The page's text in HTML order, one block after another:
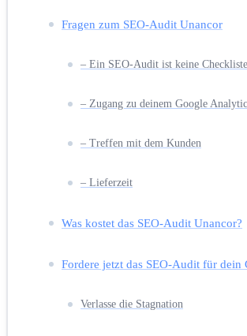
Fragen zum SEO-Audit Unancor
– Ein SEO-Audit ist keine Checkliste
– Zugang zu deinem Google
– Treffen mit dem Kunden
– Lieferzeit
Was kostet das SEO-Audit Unancor?
Fordere jetzt das SEO-Audit für dein
Verlasse die Stagnation